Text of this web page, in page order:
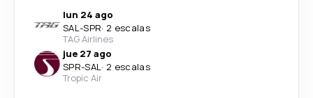
lun 24 ago
SAL-SPR· 2 escalas
TAG Airlines
jue 27 ago
SPR-SAL· 2 escalas
Tropic Air